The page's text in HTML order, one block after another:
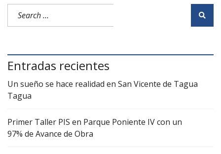
Entradas recientes
Un sueño se hace realidad en San Vicente de Tagua
Tagua
Primer Taller PIS en Parque Poniente IV con un
97% de Avance de Obra